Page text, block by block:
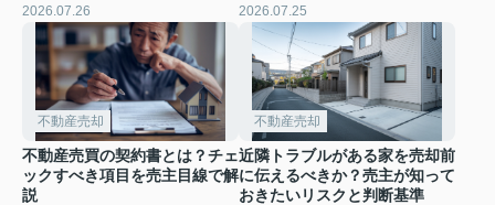
2026.07.26 2026.07.25
不動産売却
不動産売買の契約書とは？チェ
ックすべき項目を売主目線で解
説
不動産売却
近隣トラブルがある家を売却前
に伝えるべきか？売主が知って
おきたいリスクと判断基準